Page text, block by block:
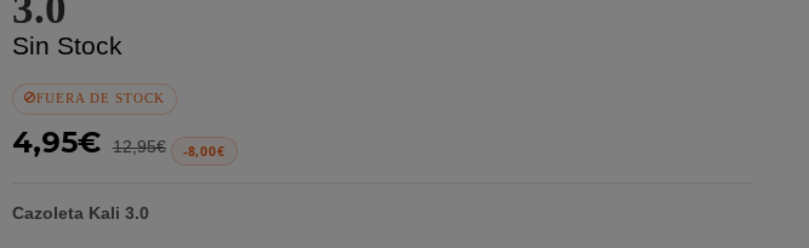
Sin Stock
FUERA DE STOCK
4,95€ 12,95€ -8,00€
Cazoleta Kali 3.0